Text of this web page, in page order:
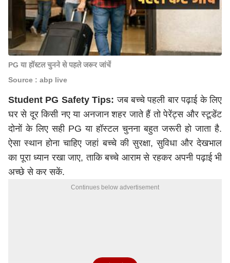
PG या हॉस्टल चुनने से पहले जरूर जांचें
Source : abp live
Student PG Safety Tips: जब बच्चे पहली बार पढ़ाई के लिए
घर से दूर किसी नए या अनजान शहर जाते हैं तो पेरेंट्स और स्टूडेंट
दोनों के लिए सही PG या हॉस्टल चुनना बहुत जरूरी हो जाता है.
ऐसा स्थान होना चाहिए जहां बच्चे की सुरक्षा, सुविधा और देखभाल
का पूरा ध्यान रखा जाए, ताकि बच्चे आराम से रहकर अपनी पढ़ाई भी
अच्छे से कर सकें.
Continues below advertisement